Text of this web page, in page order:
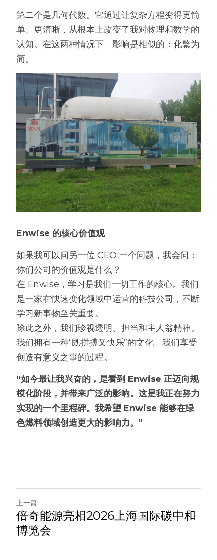
第二个是几何代数。它通过让复杂方程变得更简
单、更清晰，从根本上改变了我对物理和数学的
认知。在这两种情况下，影响是相似的：化繁为
简。
Enwise 的核心价值观
如果我可以问另一位 CEO 一个问题，我会问：
你们公司的价值观是什么？
在 Enwise，学习是我们一切工作的核心。我们
是一家在快速变化领域中运营的科技公司，不断
学习新事物至关重要。
除此之外，我们珍视透明、担当和主人翁精神。
我们拥有一种“既拼搏又快乐”的文化。我们享受
创造有意义之事的过程。
“如今最让我兴奋的，是看到 Enwise 正迈向规
模化阶段，并带来广泛的影响。这是我正在努力
实现的一个里程碑。 我希望 Enwise 能够在绿
色燃料领域创造更大的影响力。”
上一篇
倍奇能源亮相2026上海国际碳中和
博览会